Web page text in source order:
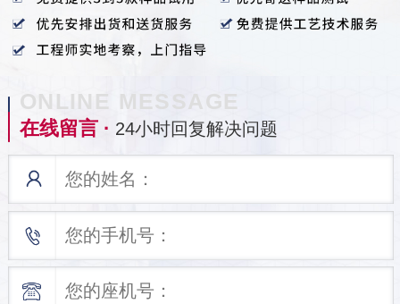
ONLINE MESSAGE
在线留言 · 24小时回复解决问题